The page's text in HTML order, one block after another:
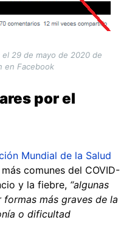
29 de mayo de 2020 de
en Facebook
por el
Mundial de la Salud
comunes del COVID-
y la fiebre, “algunas
más graves de la
o dificultad